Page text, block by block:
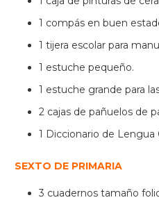
1 compás en buen
1 tijera escolar para
1 estuche pequeño.
1 estuche grande para
2 cajas de pañuelos de
1 Diccionario de Lengua
SEXTO DE PRIMARIA
3 cuadernos tamaño